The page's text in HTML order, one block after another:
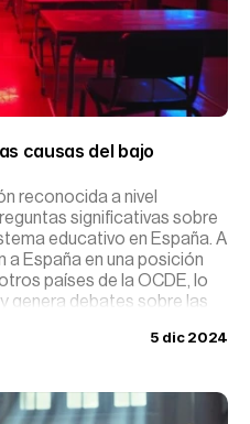
causas del bajo
reconocida a nivel
significativas sobre
educativo en España. A
a España en una posición
países de la OCDE, lo
genera debates sobre las
de mejora. Este
del informe PISA,5 dic 2024